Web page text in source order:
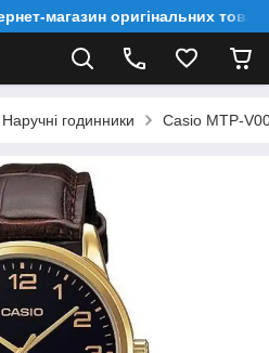
магазин оригінальних
Наручні годинники Casio MTP-